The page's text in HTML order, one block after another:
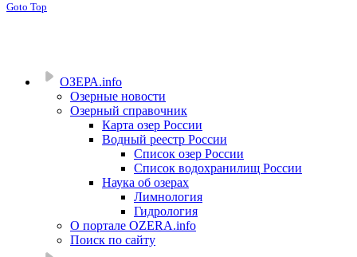
Goto Top
ОЗЕРА.info
Озерные новости
Озерный справочник
Карта озер России
Водный реестр России
Список озер России
Список водохранилищ России
Наука об озерах
Лимнология
Гидрология
О портале OZERA.info
Поиск по сайту